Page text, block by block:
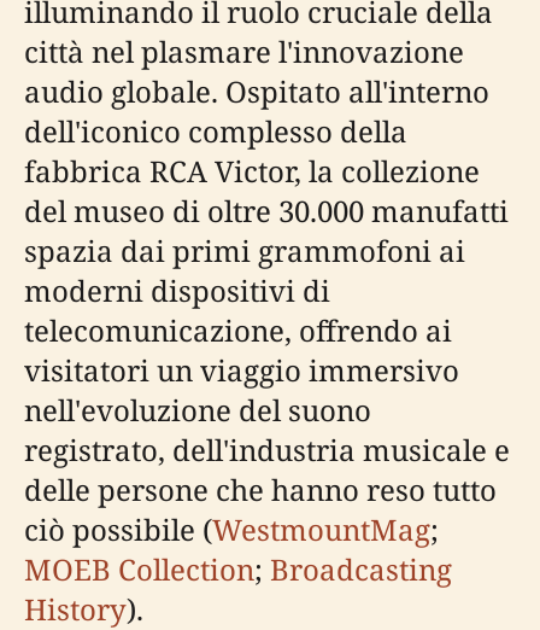
illuminando il ruolo cruciale della
città nel plasmare l'innovazione
audio globale. Ospitato all'interno
dell'iconico complesso della
fabbrica RCA Victor, la collezione
del museo di oltre 30.000 manufatti
spazia dai primi grammofoni ai
moderni dispositivi di
telecomunicazione, offrendo ai
visitatori un viaggio immersivo
nell'evoluzione del suono
registrato, dell'industria musicale e
delle persone che hanno reso tutto
ciò possibile (WestmountMag;
MOEB Collection; Broadcasting
History).